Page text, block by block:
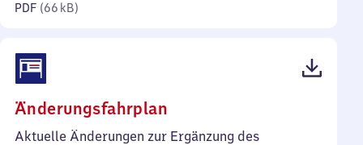
PDF (66 kB)
Änderungsfahrplan
160
Aktuelle Änderungen zur Ergänzung des